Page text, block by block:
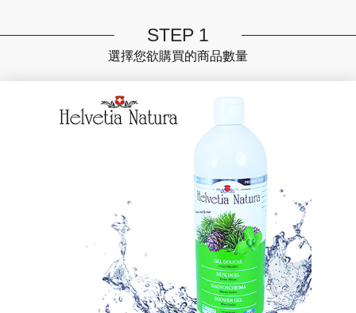
STEP 1
選擇您欲購買的商品數量